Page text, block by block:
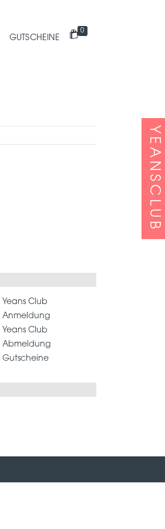
GUTSCHEINE
0
Yeans Club
Anmeldung
Yeans Club
Abmeldung
Gutscheine
YEANSCLUB